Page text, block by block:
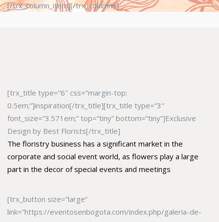
[/trx_column_item][/trx_columns]
[trx_title type=”6″ css=”margin-top:
0.5em;”]inspiration[/trx_title][trx_title type=”3″
font_size=”3.571em;” top=”tiny” bottom=”tiny”]Exclusive
Design by Best Florists[/trx_title]
The floristry business has a significant market in the
corporate and social event world, as flowers play a large
part in the decor of special events and meetings
[trx_button size=”large”
link=”https://eventosenbogota.com/index.php/galeria-de-